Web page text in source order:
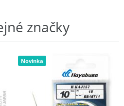
značky
Novinka